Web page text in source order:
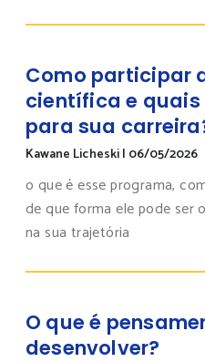
Como participar
científica e quais
para sua
Kawane Licheski| 06/05/2026
o que é esse programa,
de que forma ele pode ser
na sua trajetória
O que é
desenvolver?